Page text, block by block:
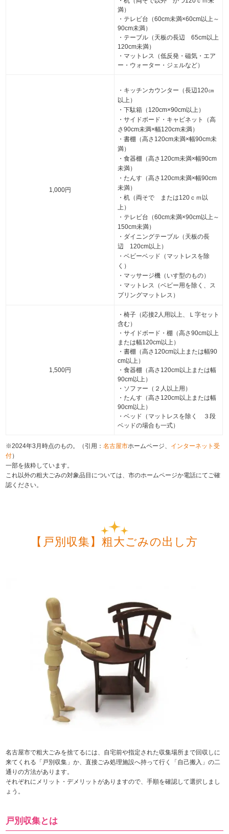
満）
・テレビ台（60cm未満×60cm以上～
90cm未満）
・テーブル（天板の長辺 65cm以上
120cm未満）
・マットレス（低反発・磁気・エア
ー・ウォーター・ジェルなど）
1,000円
・キッチンカウンター（長辺120㎝
以上）
・下駄箱（120cm×90cm以上）
・サイドボード・キャビネット（高
さ90cm未満×幅120cm未満）
・書棚（高さ120cm未満×幅90cm未
満）
・食器棚（高さ120cm未満×幅90cm
未満）
・たんす（高さ120cm未満×幅90cm
未満）
・机（両そで または120ｃｍ以
上）
・テレビ台（60cm未満×90cm以上～
150cm未満）
・ダイニングテーブル（天板の長
辺 120cm以上）
・ベビーベッド（マットレスを除
く）
・マッサージ機（いす型のもの）
・マットレス（ベビー用を除く、ス
プリングマットレス）
1,500円
・椅子（応接2人用以上、Ｌ字セット
含む）
・サイドボード・棚（高さ90cm以上
または幅120cm以上）
・書棚（高さ120cm以上または幅90
cm以上）
・食器棚（高さ120cm以上または幅
90cm以上）
・ソファー（２人以上用）
・たんす（高さ120cm以上または幅
90cm以上）
・ベッド（マットレスを除く ３段
ベッドの場合も一式）
※2024年3月時点のもの。（引用：名古屋市ホームページ、 インターネット受
付）
一部を抜粋しています。
これ以外の粗大ごみの対象品目については、市のホームページか電話にてご確
認ください。
【戸別収集】粗大ごみの出し方
名古屋市で粗大ごみを捨てるには、自宅前や指定された収集場所まで回収しに
来てくれる「戸別収集」か、直接ごみ処理施設へ持って行く「自己搬入」の二
通りの方法があります。
それぞれにメリット・デメリットがありますので、手順を確認して選択しまし
ょう。
戸別収集とは